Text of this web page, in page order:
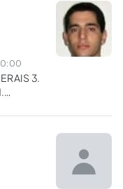
3.
EM
OU